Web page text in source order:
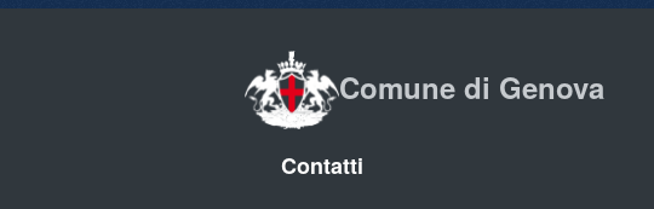
Comune di Genova
Contatti